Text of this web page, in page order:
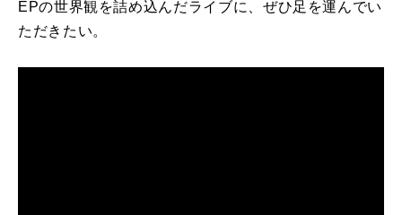
EPの世界観を詰め込んだライブに、ぜひ足を運んでい
ただきたい。